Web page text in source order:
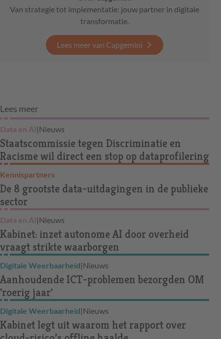
Van strategie tot implementatie: jouw partner in digitale
transformatie.
Lees meer van Capgemini
Lees meer
Data en AI |Nieuws
Staatscommissie tegen Discriminatie en
Racisme wil direct een stop op dataprofilering
Kennispartners
De 8 grootste data-uitdagingen in de publieke
sector
Data en AI |Nieuws
Kabinet: inzet autonome AI door overheid
vraagt strikte waarborgen
Digitale Weerbaarheid|Nieuws
Aanhoudende ICT-problemen bezorgden OM
'roerig jaar'
Digitale Weerbaarheid|Nieuws
Kabinet legt uit waarom het rapport over